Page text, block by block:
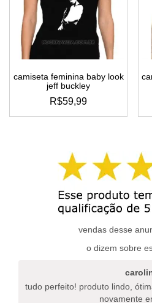
podem
ser
escolhidas
na
produto
camiseta feminina baby look
jeff buckley
R$59,99
este
várias
variantes.
as
opções
podem
escolhidas
página
vendas desse
o dizem sobre
tudo perfeito! produto lindo,
novamente